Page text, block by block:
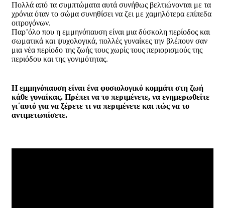
Πολλά από τα συμπτώματα αυτά συνήθως βελτιώνονται με τα
χρόνια όταν το σώμα συνηθίσει να ζει με χαμηλότερα επίπεδα
οιτρογόνων.
Παρ’όλο που η εμμηνόπαυση είναι μια δύσκολη περίοδος και
σωματικά και ψυχολογικά, πολλές γυναίκες την βλέπουν σαν
μια νέα περίοδο της ζωής τους χωρίς τους περιορισμούς της
περιόδου και της γονιμότητας.
Η εμμηνόπαυση είναι ένα φυσιολογικό κομμάτι στη ζωή
κάθε γυναίκας. Πρέπει να το περιμένετε, να ενημερωθείτε
γι΄αυτό για να ξέρετε τι να περιμένετε και πώς να το
αντιμετωπίσετε.